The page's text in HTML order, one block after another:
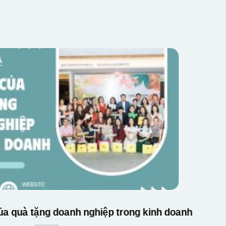
quà tặng doanh nghiệp trong kinh doanh